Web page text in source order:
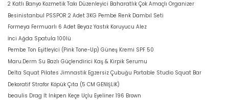
2 Katlı Banyo Kozmetik Takı Düzenleyici Baharatlık Çok Amaçlı Organizer
Besinistanbul PSSPOR 2 Adet 3KG Pembe Renk Dambıl Seti
Formeya Fermuarlı 6 Adet Beyaz Yastık Koruyucu Alez
İnci Ağda Spatula 100lü
Pembe Ton Eşitleyici (Pink Tone-Up) Güneş Kremi SPF 50
Maru.Derm Su Bazlı Güçlendirici Kaş & Kirpik Serumu
Delta Squat Pilates Jimnastik Egzersiz Çubuğu Portable Studio Squat Bar
Dekoratif Strafor Köpük Çıta (5 CM GENİŞLİK)
beaulis Drag It Inkpen Keçe Uçlu Eyeliner 196 Brown